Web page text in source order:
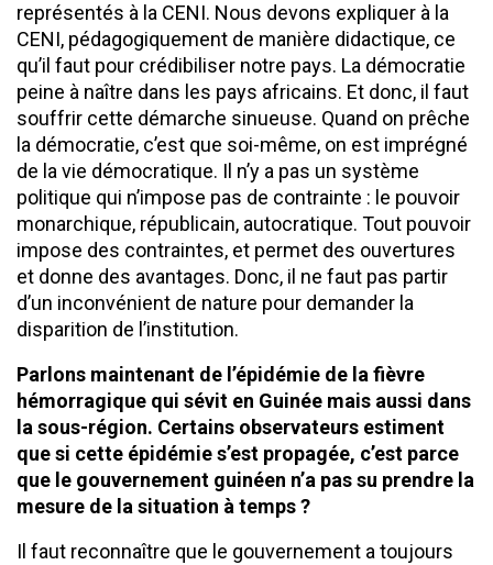
représentés à la CENI. Nous devons expliquer à la
CENI, pédagogiquement de manière didactique, ce
qu’il faut pour crédibiliser notre pays. La démocratie
peine à naître dans les pays africains. Et donc, il faut
souffrir cette démarche sinueuse. Quand on prêche
la démocratie, c’est que soi-même, on est imprégné
de la vie démocratique. Il n’y a pas un système
politique qui n’impose pas de contrainte : le pouvoir
monarchique, républicain, autocratique. Tout pouvoir
impose des contraintes, et permet des ouvertures
et donne des avantages. Donc, il ne faut pas partir
d’un inconvénient de nature pour demander la
disparition de l’institution.
Parlons maintenant de l’épidémie de la fièvre
hémorragique qui sévit en Guinée mais aussi dans
la sous-région. Certains observateurs estiment
que si cette épidémie s’est propagée, c’est parce
que le gouvernement guinéen n’a pas su prendre la
mesure de la situation à temps ?
Il faut reconnaître que le gouvernement a toujours